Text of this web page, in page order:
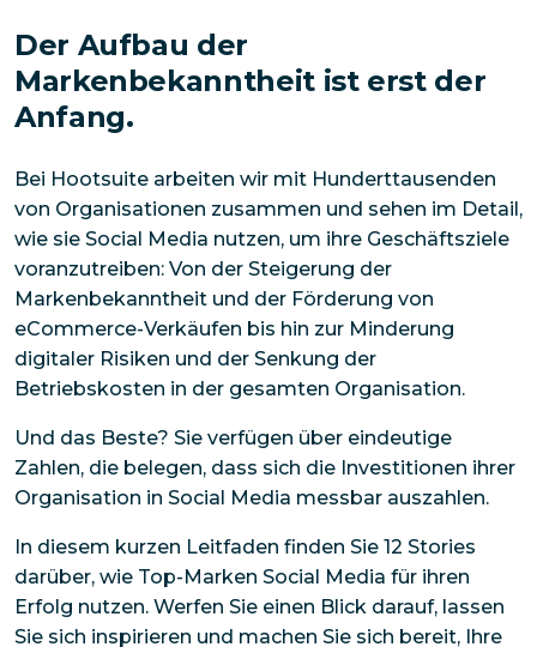
Der Aufbau der
Markenbekanntheit ist erst der
Anfang.
Bei Hootsuite arbeiten wir mit Hunderttausenden
von Organisationen zusammen und sehen im Detail,
wie sie Social Media nutzen, um ihre Geschäftsziele
voranzutreiben: Von der Steigerung der
Markenbekanntheit und der Förderung von
eCommerce-Verkäufen bis hin zur Minderung
digitaler Risiken und der Senkung der
Betriebskosten in der gesamten Organisation.
Und das Beste? Sie verfügen über eindeutige
Zahlen, die belegen, dass sich die Investitionen ihrer
Organisation in Social Media messbar auszahlen.
In diesem kurzen Leitfaden finden Sie 12 Stories
darüber, wie Top-Marken Social Media für ihren
Erfolg nutzen. Werfen Sie einen Blick darauf, lassen
Sie sich inspirieren und machen Sie sich bereit, Ihre